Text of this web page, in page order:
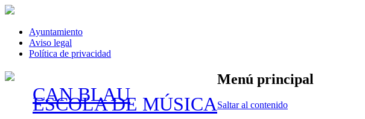
Ayuntamiento
Aviso legal
Política de privacidad
CAN BLAU
ESCOLA DE MÚSICA
Menú principal
Saltar al contenido